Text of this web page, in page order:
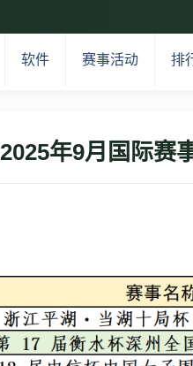
软件 赛事活动 排
2025年9月国际赛